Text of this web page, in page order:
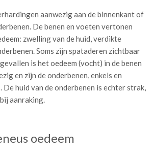
aanwezig aan de binnenkant of
De benen en voeten vertonen
zwelling van de huid, verdikte
Soms zijn spataderen zichtbaar
is het oedeem (vocht) in de benen
en zijn de onderbenen, enkels en
huid van de onderbenen is echter strak,
aanraking.
oedeem